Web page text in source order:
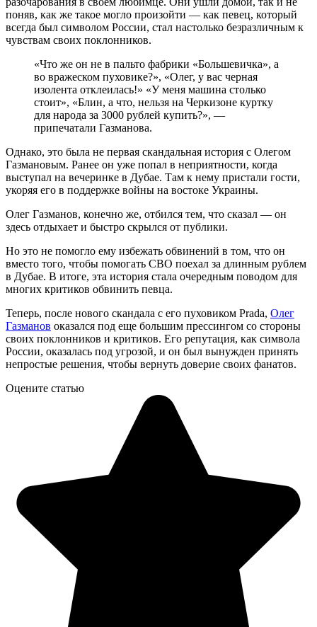
поняв, как же такое могло произойти — как певец, который
всегда был символом России, стал настолько безразличным к
чувствам своих поклонников.
«Что же он не в пальто фабрики «Большевичка», а
во вражеском пуховике?», «Олег, у вас черная
изолента отклеилась!» «У меня машина столько
стоит», «Блин, а что, нельзя на Черкизоне куртку
для народа за 3000 рублей купить?», —
припечатали Газманова.
Однако, это была не первая скандальная история с Олегом
Газмановым. Ранее он уже попал в неприятности, когда
выступал на вечеринке в Дубае. Там к нему пристали гости,
укоряя его в поддержке войны на востоке Украины.
Олег Газманов, конечно же, отбился тем, что сказал — он
здесь отдыхает и быстро скрылся от публики.
Но это не помогло ему избежать обвинений в том, что он
вместо того, чтобы помогать СВО поехал за длинным рублем
в Дубае. В итоге, эта история стала очередным поводом для
многих критиков обвинить певца.
Теперь, после нового скандала с его пуховиком Prada, Олег
Газманов оказался под еще большим прессингом со стороны
своих поклонников и критиков. Его репутация, как символа
России, оказалась под угрозой, и он был вынужден принять
непростые решения, чтобы вернуть доверие своих фанатов.
Оцените статью